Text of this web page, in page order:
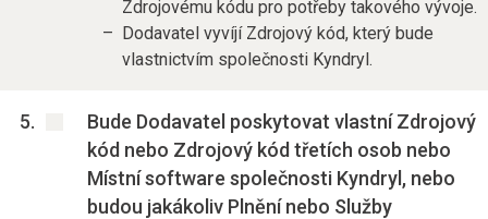
Zdrojovému kódu pro potřeby takového vývoje.
Dodavatel vyvíjí Zdrojový kód, který bude
vlastnictvím společnosti Kyndryl.
Bude Dodavatel poskytovat vlastní Zdrojový
kód nebo Zdrojový kód třetích osob nebo
Místní software společnosti Kyndryl, nebo
budou jakákoliv Plnění nebo Služby